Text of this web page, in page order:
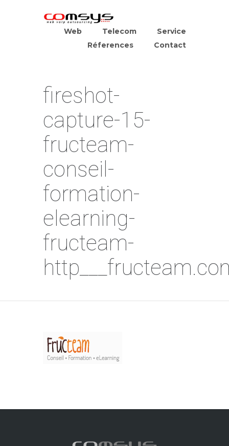
Web Telecom
Service
Réferences
Contact
fireshot-
capture-15-
fructeam-
conseil-
formation-
elearning-
fructeam-